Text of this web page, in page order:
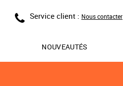
Service client : Nous contacter
NOUVEAUTÉS